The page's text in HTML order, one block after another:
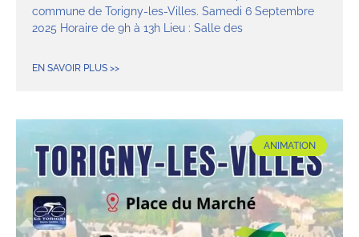
commune de Torigny-les-Villes. Samedi 6 Septembre
2025 Horaire de 9h à 13h Lieu : Salle des
EN SAVOIR PLUS >>
ANIMATION